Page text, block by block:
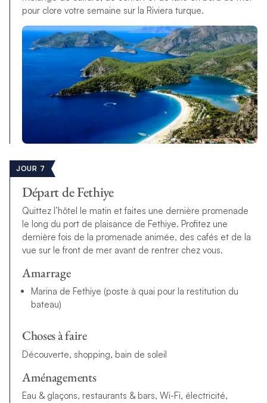
pour clore votre semaine sur la Riviera turque.
JOUR 7
Départ de Fethiye
Quittez l’hôtel le matin et faites une dernière promenade
le long du port de plaisance de Fethiye. Profitez une
dernière fois de la promenade animée, des cafés et de la
vue sur le front de mer avant de rentrer chez vous.
Amarrage
Marina de Fethiye (poste à quai pour la restitution du
bateau)
Choses à faire
Découverte, shopping, bain de soleil
Aménagements
Eau & glaçons, restaurants & bars, Wi-Fi, électricité,